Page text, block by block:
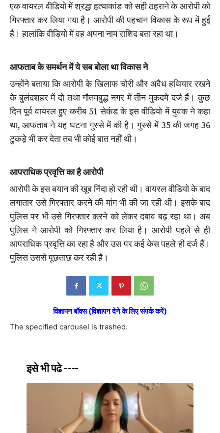
एक वायरल वीडियो में श्रद्धा हत्याकांड को सही ठहराने के आरोपी को
गिरफ्तार कर लिया गया है। आरोपी की पहचान विकास के रूप में हुई
है। हालांकि वीडियो में वह अपना नाम राशिद बता रहा था।
आफताब के समर्थन में ये सब बोला था विकास ने
उन्होंने बताया कि आरोपी के खिलाफ चोरी और अवैध हथियार रखने
के बुलंदशहर में दो तथा गौतमबुद्ध नगर में तीन मुकदमे दर्ज हैं। कुछ
दिन पूर्व वायरल हुए करीब 51 सेकंड के इस वीडियो में युवक ने कहा
था, आफताब ने यह घटना गुस्से में की है। गुस्से में 35 की जगह 36
टुकड़े भी कर देता तब भी कोई बात नहीं थी।
आपराधिक प्रवृत्ति का है आरोपी
आरोपी के इस बयान की खूब निंदा हो रही थी। वायरल वीडियो के बाद
लगातार उसे गिरफ्तार करने की मांग भी की जा रही थी। इसके बाद
पुलिस पर भी उसे गिरफ्तार करने को लेकर दबाव बढ़ रहा था। अब
पुलिस ने आरोपी को गिरफ्तार कर लिया है। आरोपी पहले से ही
आपराधिक प्रवृत्ति का रहा है और उस पर कई केस पहले ही दर्ज हैं।
पुलिस उससे पूछताछ कर रही है।
विज्ञापन बॉक्स (विज्ञापन देने के लिए संपर्क करें)
The specified carousel is trashed.
इसे भी पढे ----